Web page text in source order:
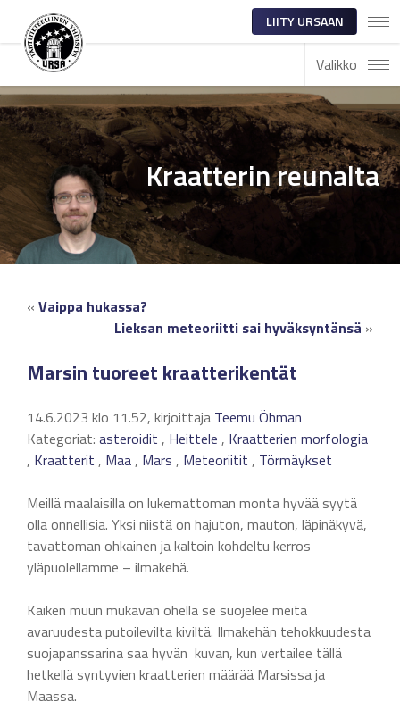
LIITY URSAAN
Valikko
Kraatterin reunalta
« Vaippa hukassa?
Lieksan meteoriitti sai hyväksyntänsä »
Marsin tuoreet kraatterikentät
14.6.2023 klo 11.52, kirjoittaja Teemu Öhman
Kategoriat: asteroidit , Heittele , Kraatterien morfologia
, Kraatterit , Maa, Mars , Meteoriitit , Törmäykset
Meillä maalaisilla on lukemattoman monta hyvää syytä
olla onnellisia. Yksi niistä on hajuton, mauton, läpinäkyvä,
tavattoman ohkainen ja kaltoin kohdeltu kerros
yläpuolellamme – ilmakehä.
Kaiken muun mukavan ohella se suojelee meitä
avaruudesta putoilevilta kiviltä. Ilmakehän tehokkuudesta
suojapanssarina saa hyvän kuvan, kun vertailee tällä
hetkellä syntyvien kraatterien määrää Marsissa ja
Maassa.